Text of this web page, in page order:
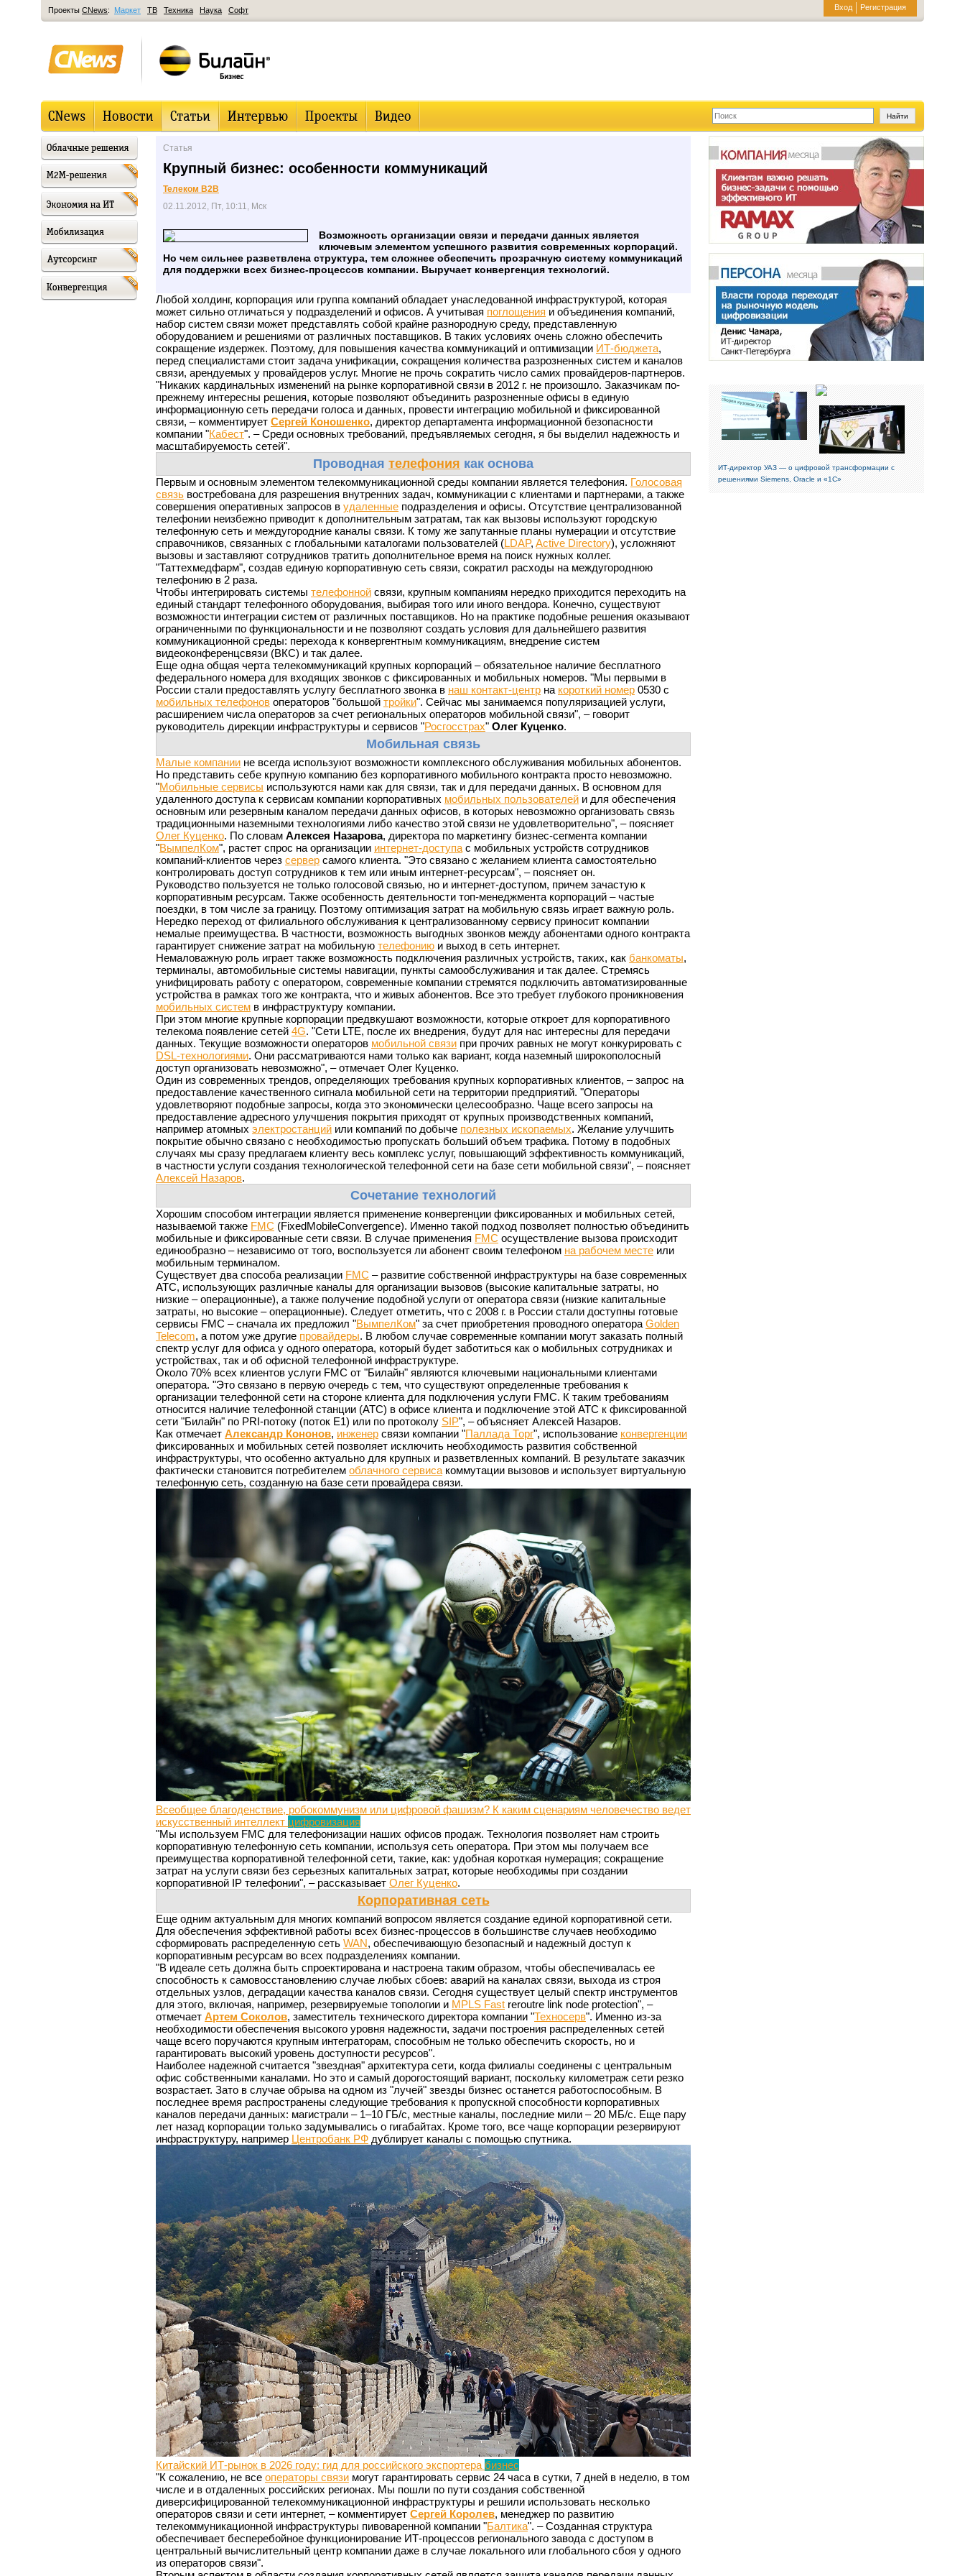
Вход Регистрация
Проекты CNews: Маркет ТВ Техника Наука Софт
Статья
Крупный бизнес: особенности коммуникаций
Телеком B2B
02.11.2012, Пт, 10:11, Мск
Возможность организации связи и передачи данных является
ключевым элементом успешного развития современных корпораций.
Но чем сильнее разветвлена структура, тем сложнее обеспечить прозрачную систему коммуникаций
для поддержки всех бизнес-процессов компании. Выручает конвергенция технологий.
Любой холдинг, корпорация или группа компаний обладает унаследованной инфраструктурой, которая
может сильно отличаться у подразделений и офисов. А учитывая поглощения и объединения компаний,
набор систем связи может представлять собой крайне разнородную среду, представленную
оборудованием и решениями от различных поставщиков. В таких условиях очень сложно обеспечить
сокращение издержек. Поэтому, для повышения качества коммуникаций и оптимизации ИТ-бюджета,
перед специалистами стоит задача унификации, сокращения количества разрозненных систем и каналов
связи, арендуемых у провайдеров услуг. Многие не прочь сократить число самих провайдеров-партнеров.
"Никаких кардинальных изменений на рынке корпоративной связи в 2012 г. не произошло. Заказчикам по-
прежнему интересны решения, которые позволяют объединить разрозненные офисы в единую
информационную сеть передачи голоса и данных, провести интеграцию мобильной и фиксированной
связи, – комментирует Сергей Коношенко, директор департамента информационной безопасности
компании "Кабест". – Среди основных требований, предъявляемых сегодня, я бы выделил надежность и
масштабируемость сетей".
Проводная телефония как основа
Первым и основным элементом телекоммуникационной среды компании является телефония. Голосовая
связь востребована для разрешения внутренних задач, коммуникации с клиентами и партнерами, а также
совершения оперативных запросов в удаленные подразделения и офисы. Отсутствие централизованной
телефонии неизбежно приводит к дополнительным затратам, так как вызовы используют городскую
телефонную сеть и междугородние каналы связи. К тому же запутанные планы нумерации и отсутствие
справочников, связанных с глобальными каталогами пользователей (LDAP, Active Directory), усложняют
вызовы и заставляют сотрудников тратить дополнительное время на поиск нужных коллег.
"Таттехмедфарм", создав единую корпоративную сеть связи, сократил расходы на междугороднюю
телефонию в 2 раза.
Чтобы интегрировать системы телефонной связи, крупным компаниям нередко приходится переходить на
единый стандарт телефонного оборудования, выбирая того или иного вендора. Конечно, существуют
возможности интеграции систем от различных поставщиков. Но на практике подобные решения оказывают
ограниченными по функциональности и не позволяют создать условия для дальнейшего развития
коммуникационной среды: перехода к конвергентным коммуникациям, внедрение систем
видеоконференцсвязи (ВКС) и так далее.
Еще одна общая черта телекоммуникаций крупных корпораций – обязательное наличие бесплатного
федерального номера для входящих звонков с фиксированных и мобильных номеров. "Мы первыми в
России стали предоставлять услугу бесплатного звонка в наш контакт-центр на короткий номер 0530 с
мобильных телефонов операторов "большой тройки". Сейчас мы занимаемся популяризацией услуги,
расширением числа операторов за счет региональных операторов мобильной связи", – говорит
руководитель дирекции инфраструктуры и сервисов "Росгосстрах" Олег Куценко.
Мобильная связь
Малые компании не всегда используют возможности комплексного обслуживания мобильных абонентов.
Но представить себе крупную компанию без корпоративного мобильного контракта просто невозможно.
"Мобильные сервисы используются нами как для связи, так и для передачи данных. В основном для
удаленного доступа к сервисам компании корпоративных мобильных пользователей и для обеспечения
основным или резервным каналом передачи данных офисов, в которых невозможно организовать связь
традиционными наземными технологиями либо качество этой связи не удовлетворительно", – поясняет
Олег Куценко. По словам Алексея Назарова, директора по маркетингу бизнес-сегмента компании
"ВымпелКом", растет спрос на организации интернет-доступа с мобильных устройств сотрудников
компаний-клиентов через сервер самого клиента. "Это связано с желанием клиента самостоятельно
контролировать доступ сотрудников к тем или иным интернет-ресурсам", – поясняет он.
Руководство пользуется не только голосовой связью, но и интернет-доступом, причем зачастую к
корпоративным ресурсам. Также особенность деятельности топ-менеджмента корпораций – частые
поездки, в том числе за границу. Поэтому оптимизация затрат на мобильную связь играет важную роль.
Нередко переход от филиального обслуживания к централизованному сервису приносит компании
немалые преимущества. В частности, возможность выгодных звонков между абонентами одного контракта
гарантирует снижение затрат на мобильную телефонию и выход в сеть интернет.
Немаловажную роль играет также возможность подключения различных устройств, таких, как банкоматы,
терминалы, автомобильные системы навигации, пункты самообслуживания и так далее. Стремясь
унифицировать работу с оператором, современные компании стремятся подключить автоматизированные
устройства в рамках того же контракта, что и живых абонентов. Все это требует глубокого проникновения
мобильных систем в инфраструктуру компании.
При этом многие крупные корпорации предвкушают возможности, которые откроет для корпоративного
телекома появление сетей 4G. "Сети LTE, после их внедрения, будут для нас интересны для передачи
данных. Текущие возможности операторов мобильной связи при прочих равных не могут конкурировать с
DSL-технологиями. Они рассматриваются нами только как вариант, когда наземный широкополосный
доступ организовать невозможно", – отмечает Олег Куценко.
Один из современных трендов, определяющих требования крупных корпоративных клиентов, – запрос на
предоставление качественного сигнала мобильной сети на территории предприятий. "Операторы
удовлетворяют подобные запросы, когда это экономически целесообразно. Чаще всего запросы на
предоставление адресного улучшения покрытия приходят от крупных производственных компаний,
например атомных электростанций или компаний по добыче полезных ископаемых. Желание улучшить
покрытие обычно связано с необходимостью пропускать больший объем трафика. Потому в подобных
случаях мы сразу предлагаем клиенту весь комплекс услуг, повышающий эффективность коммуникаций,
в частности услуги создания технологической телефонной сети на базе сети мобильной связи", – поясняет
Алексей Назаров.
Сочетание технологий
Хорошим способом интеграции является применение конвергенции фиксированных и мобильных сетей,
называемой также FMC (FixedMobileConvergence). Именно такой подход позволяет полностью объединить
мобильные и фиксированные сети связи. В случае применения FMC осуществление вызова происходит
единообразно – независимо от того, воспользуется ли абонент своим телефоном на рабочем месте или
мобильным терминалом.
Существует два способа реализации FMC – развитие собственной инфраструктуры на базе современных
АТС, использующих различные каналы для организации вызовов (высокие капитальные затраты, но
низкие – операционные), а также получение подобной услуги от оператора связи (низкие капитальные
затраты, но высокие – операционные). Следует отметить, что с 2008 г. в России стали доступны готовые
сервисы FMC – сначала их предложил "ВымпелКом" за счет приобретения проводного оператора Golden
Telecom, а потом уже другие провайдеры. В любом случае современные компании могут заказать полный
спектр услуг для офиса у одного оператора, который будет заботиться как о мобильных сотрудниках и
устройствах, так и об офисной телефонной инфраструктуре.
Около 70% всех клиентов услуги FMC от "Билайн" являются ключевыми национальными клиентами
оператора. "Это связано в первую очередь с тем, что существуют определенные требования к
организации телефонной сети на стороне клиента для подключения услуги FMC. К таким требованиям
относится наличие телефонной станции (АТС) в офисе клиента и подключение этой АТС к фиксированной
сети "Билайн" по PRI-потоку (поток Е1) или по протоколу SIP", – объясняет Алексей Назаров.
Как отмечает Александр Кононов, инженер связи компании "Паллада Торг", использование конвергенции
фиксированных и мобильных сетей позволяет исключить необходимость развития собственной
инфраструктуры, что особенно актуально для крупных и разветвленных компаний. В результате заказчик
фактически становится потребителем облачного сервиса коммутации вызовов и использует виртуальную
телефонную сеть, созданную на базе сети провайдера связи.
Всеобщее благоденствие, робокоммунизм или цифровой фашизм? К каким сценариям человечество ведет
искусственный интеллект цифровизация
"Мы используем FMC для телефонизации наших офисов продаж. Технология позволяет нам строить
корпоративную телефонную сеть компании, используя сеть оператора. При этом мы получаем все
преимущества корпоративной телефонной сети, такие, как: удобная короткая нумерация; сокращение
затрат на услуги связи без серьезных капитальных затрат, которые необходимы при создании
корпоративной IP телефонии", – рассказывает Олег Куценко.
Корпоративная сеть
Еще одним актуальным для многих компаний вопросом является создание единой корпоративной сети.
Для обеспечения эффективной работы всех бизнес-процессов в большинстве случаев необходимо
сформировать распределенную сеть WAN, обеспечивающую безопасный и надежный доступ к
корпоративным ресурсам во всех подразделениях компании.
"В идеале сеть должна быть спроектирована и настроена таким образом, чтобы обеспечивалась ее
способность к самовосстановлению случае любых сбоев: аварий на каналах связи, выхода из строя
отдельных узлов, деградации качества каналов связи. Сегодня существует целый спектр инструментов
для этого, включая, например, резервируемые топологии и MPLS Fast reroutrе link node protection", –
отмечает Артем Соколов, заместитель технического директора компании "Техносерв". Именно из-за
необходимости обеспечения высокого уровня надежности, задачи построения распределенных сетей
чаще всего поручаются крупным интеграторам, способным не только обеспечить скорость, но и
гарантировать высокий уровень доступности ресурсов".
Наиболее надежной считается "звездная" архитектура сети, когда филиалы соединены с центральным
офис собственными каналами. Но это и самый дорогостоящий вариант, поскольку километраж сети резко
возрастает. Зато в случае обрыва на одном из "лучей" звезды бизнес останется работоспособным. В
последнее время распространены следующие требования к пропускной способности корпоративных
каналов передачи данных: магистрали – 1–10 ГБ/с, местные каналы, последние мили – 20 МБ/с. Еще пару
лет назад корпорации только задумывались о гигабайтах. Кроме того, все чаще корпорации резервируют
инфраструктуру, например Центробанк РФ дублирует каналы с помощью спутника.
Китайский ИТ-рынок в 2026 году: гид для российского экспортера бизнес
"К сожалению, не все операторы связи могут гарантировать сервис 24 часа в сутки, 7 дней в неделю, в том
числе и в отдаленных российских регионах. Мы пошли по пути создания собственной
диверсифицированной телекоммуникационной инфраструктуры и решили использовать несколько
операторов связи и сети интернет, – комментирует Сергей Королев, менеджер по развитию
телекоммуникационной инфраструктуры пивоваренной компании "Балтика". – Созданная структура
обеспечивает бесперебойное функционирование ИТ-процессов регионального завода с доступом в
центральный вычислительный центр компании даже в случае локального или глобального сбоя у одного
из операторов связи".
ИТ-директор УАЗ — о цифровой трансформации с
решениями Siemens, Oracle и «1С»